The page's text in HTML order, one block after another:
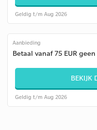
Geldig t/m Aug 2026
Aanbieding
Betaal vanaf 75 EUR
BEKIJK
Geldig t/m Aug 2026